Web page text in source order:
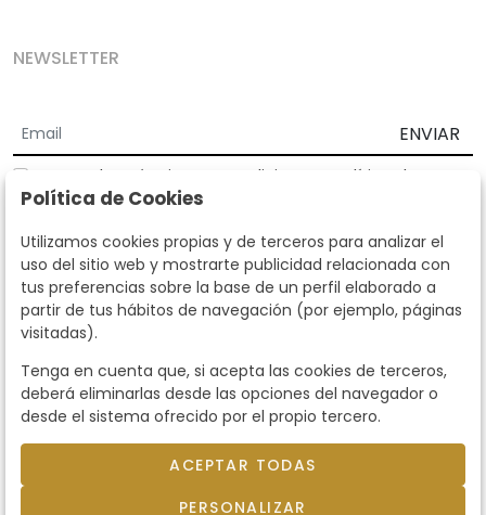
NEWSLETTER
ENVIAR
Acepto los Términos y Condiciones
Política de
privacidad
Según la LOPD y disposiciones de desarrollo, informamos que sus
datos personales serán tratados por parte de Subastas Segre con la
finalidad de gestionar la relación comercial. Puede ejercitar los
derechos de acceso, rectificación, cancelación, oposición y demás
derechos en los términos establecidos en la normativa vigente
dirigiéndote a nosotros. Asimismo, nos puede solicitar el envío de
llamando al teléfono 915159584 o enviando un e-mail a
info@subastassegre.es
Este sitio está protegido por reCAPTCHA y se aplican la
Términos de servicio de Google.
© 2026
Política de Cookies
Utilizamos cookies propias y de terceros para analizar el
uso del sitio web y mostrarte publicidad relacionada con
tus preferencias sobre la base de un perfil elaborado a
partir de tus hábitos de navegación (por ejemplo, páginas
visitadas).
Tenga en cuenta que, si acepta las cookies de terceros,
deberá eliminarlas desde las opciones del navegador o
desde el sistema ofrecido por el propio tercero.
ACEPTAR TODAS
PERSONALIZAR